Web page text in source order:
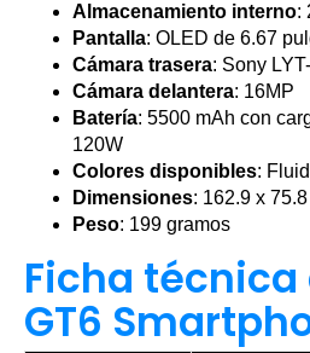
Almacenamiento interno:
Pantalla: OLED de 6.67
Cámara trasera: Sony
Cámara delantera: 16MP
Batería: 5500 mAh con
120W
Colores disponibles:
Dimensiones: 162.9 x
Peso: 199 gramos
Ficha
GT6